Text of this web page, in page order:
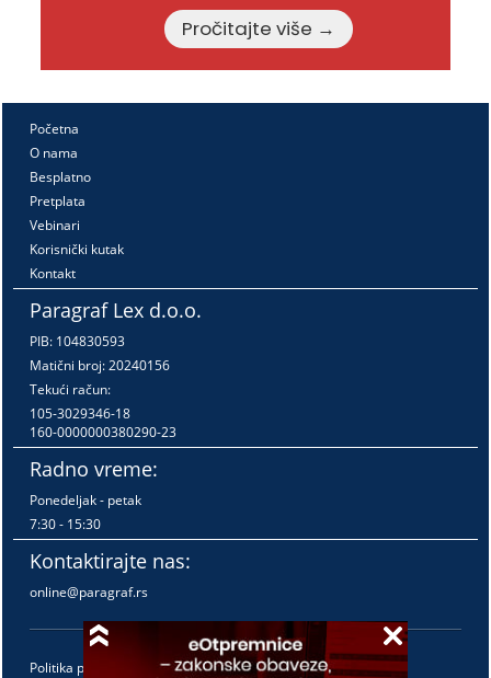
Pročitajte više →
Početna
O nama
Besplatno
Pretplata
Vebinari
Korisnički kutak
Kontakt
Paragraf Lex d.o.o.
PIB: 104830593
Matični broj: 20240156
Tekući račun:
105-3029346-18
160-0000000380290-23
Radno vreme:
Ponedeljak - petak
7:30 - 15:30
Kontaktirajte nas:
online@paragraf.rs
Politika privatnosti